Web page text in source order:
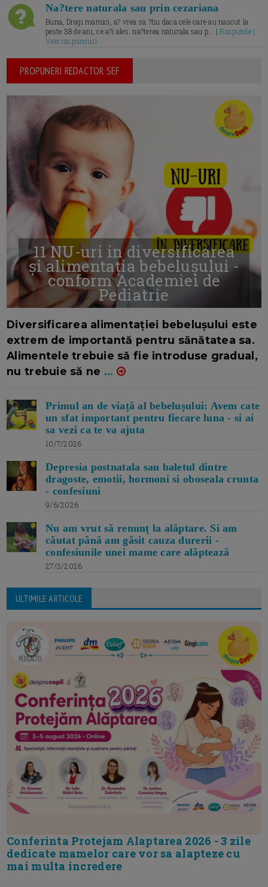
Na?tere naturala sau prin cezariana
Buna, Dragi mamici, a? vrea sa ?tiu daca cele care au nascut la
peste 38 de ani, ce a?i ales: na?terea naturala sau p... |Raspunde |
Vezi raspunsuri
PROPUNERI REDACTOR SEF
11 NU-uri in diversificarea
și alimentația bebelușului -
conform Academiei de
Pediatrie
Diversificarea alimentației bebelușului este
extrem de importantă pentru sănătatea sa.
Alimentele trebuie să fie introduse gradual,
nu trebuie să ne ...
Primul an de viață al bebelușului: Avem cate
un sfat important pentru fiecare luna - si ai
sa vezi ca te va ajuta
10/7/2026
Depresia postnatala sau baletul dintre
dragoste, emotii, hormoni si oboseala crunta
- confesiuni
9/6/2026
Nu am vrut să renunț la alăptare. Si am
căutat până am găsit cauza durerii -
confesiunile unei mame care alăptează
27/3/2026
ULTIMILE ARTICOLE
Conferinta Protejam Alaptarea 2026 - 3 zile
dedicate mamelor care vor sa alapteze cu
mai multa incredere